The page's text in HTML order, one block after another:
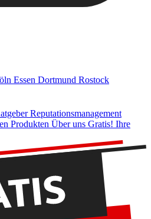
Essen Dortmund Rostock
Reputationsmanagement
Produkten Über uns Gratis! Ihre